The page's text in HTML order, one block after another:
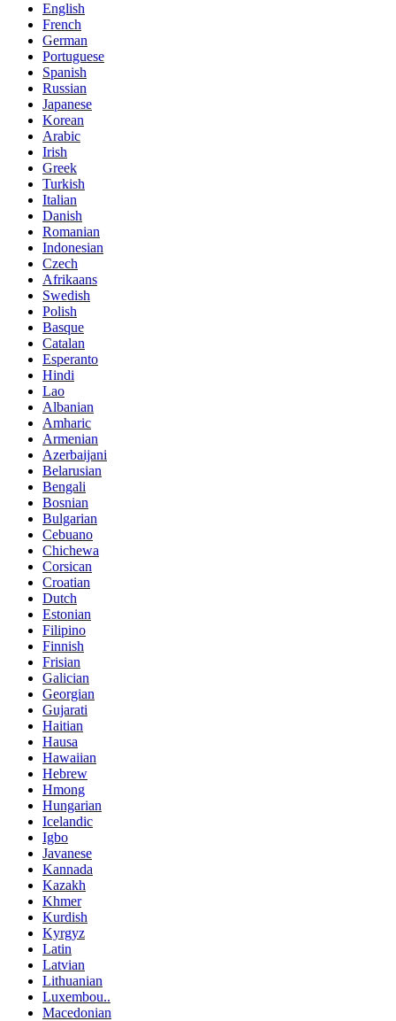
English
French
German
Portuguese
Spanish
Russian
Japanese
Korean
Arabic
Irish
Greek
Turkish
Italian
Danish
Romanian
Indonesian
Czech
Afrikaans
Swedish
Polish
Basque
Catalan
Esperanto
Hindi
Lao
Albanian
Amharic
Armenian
Azerbaijani
Belarusian
Bengali
Bosnian
Bulgarian
Cebuano
Chichewa
Corsican
Croatian
Dutch
Estonian
Filipino
Finnish
Frisian
Galician
Georgian
Gujarati
Haitian
Hausa
Hawaiian
Hebrew
Hmong
Hungarian
Icelandic
Igbo
Javanese
Kannada
Kazakh
Khmer
Kurdish
Kyrgyz
Latin
Latvian
Lithuanian
Luxembou..
Macedonian